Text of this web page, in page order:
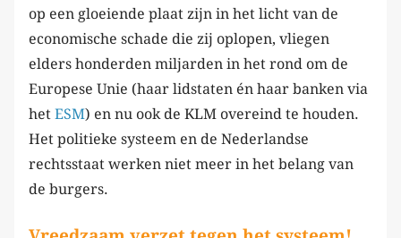
op een gloeiende plaat zijn in het licht van de
economische schade die zij oplopen, vliegen
elders honderden miljarden in het rond om de
Europese Unie (haar lidstaten én haar banken via
het ESM) en nu ook de KLM overeind te houden.
Het politieke systeem en de Nederlandse
rechtsstaat werken niet meer in het belang van
de burgers.